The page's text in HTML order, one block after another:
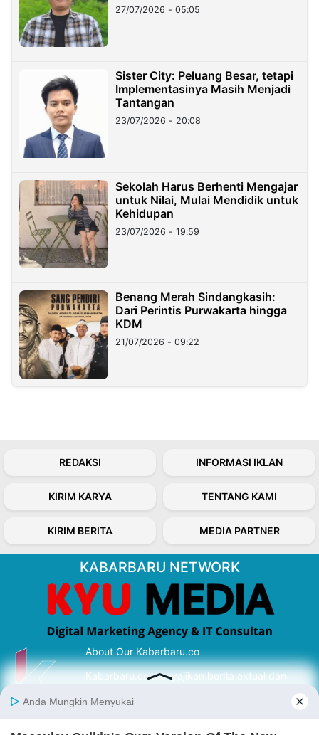
27/07/2026 - 05:05
Sister City: Peluang Besar, tetapi
Implementasinya Masih Menjadi
Tantangan
23/07/2026 - 20:08
Sekolah Harus Berhenti Mengajar
untuk Nilai, Mulai Mendidik untuk
Kehidupan
23/07/2026 - 19:59
Benang Merah Sindangkasih:
Dari Perintis Purwakarta hingga
KDM
21/07/2026 - 09:22
REDAKSI INFORMASI IKLAN
KIRIM KARYA TENTANG KAMI
KIRIM BERITA MEDIA PARTNER
KABARBARU NETWORK
About Our Kabarbaru.co
Kabarbaru.co menyajikan berita aktual dan
serta terverifikasi dari sumber yang tepat.